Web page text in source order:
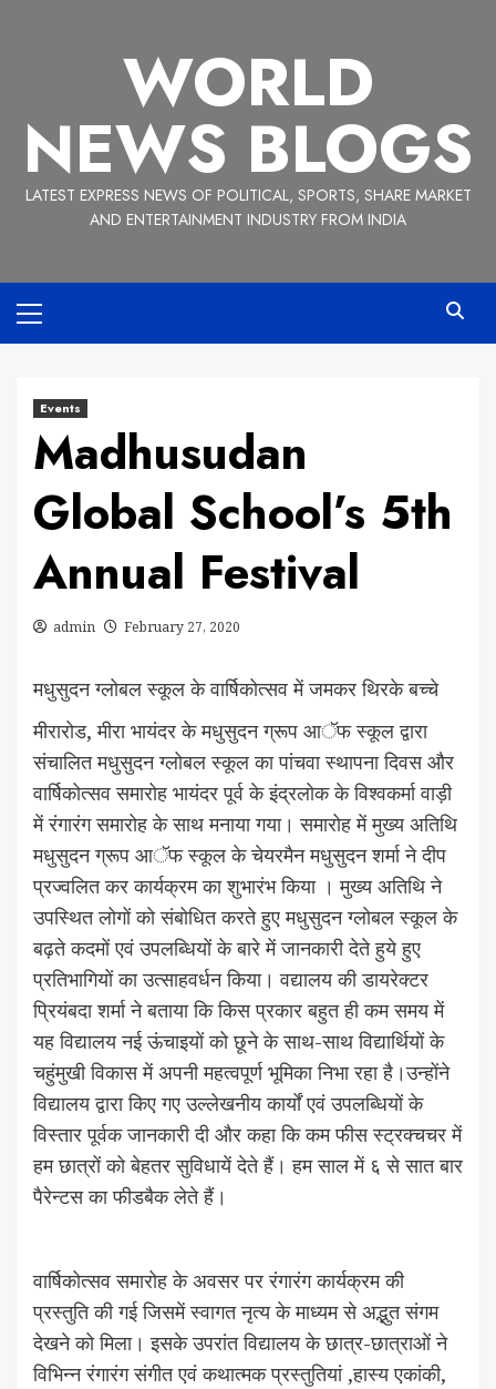
WORLD
NEWS BLOGS
LATEST EXPRESS NEWS OF POLITICAL, SPORTS, SHARE MARKET
AND ENTERTAINMENT INDUSTRY FROM INDIA
Menu
Events
Madhusudan
Global School’s 5th
Annual Festival
admin February 27, 2020
मधुसुदन ग्लोबल स्कूल के वार्षिकोत्सव में जमकर थिरके बच्चे
मीरारोड, मीरा भायंदर के मधुसुदन ग्रूप आॅफ स्कूल द्वारा
संचालित मधुसुदन ग्लोबल स्कूल का पांचवा स्थापना दिवस और
वार्षिकोत्सव समारोह भायंदर पूर्व के इंद्रलोक के विश्वकर्मा वाड़ी
में रंगारंग समारोह के साथ मनाया गया। समारोह में मुख्य अतिथि
मधुसुदन ग्रूप आॅफ स्कूल के चेयरमैन मधुसुदन शर्मा ने दीप
प्रज्वलित कर कार्यक्रम का शुभारंभ किया । मुख्य अतिथि ने
उपस्थित लोगों को संबोधित करते हुए मधुसुदन ग्लोबल स्कूल के
बढ़ते कदमों एवं उपलब्धियों के बारे में जानकारी देते हुये हुए
प्रतिभागियों का उत्साहवर्धन किया। वद्यालय की डायरेक्टर
प्रियंबदा शर्मा ने बताया कि किस प्रकार बहुत ही कम समय में
यह विद्यालय नई ऊंचाइयों को छूने के साथ-साथ विद्यार्थियों के
चहुंमुखी विकास में अपनी महत्वपूर्ण भूमिका निभा रहा है।उन्होंने
विद्यालय द्वारा किए गए उल्लेखनीय कार्यों एवं उपलब्धियों के
विस्तार पूर्वक जानकारी दी और कहा कि कम फीस स्ट्रक्चचर में
हम छात्रों को बेहतर सुविधायें देते हैं। हम साल में ६ से सात बार
पैरेन्टस का फीडबैक लेते हैं।
वार्षिकोत्सव समारोह के अवसर पर रंगारंग कार्यक्रम की
प्रस्तुति की गई जिसमें स्वागत नृत्य के माध्यम से अद्भुत संगम
देखने को मिला। इसके उपरांत विद्यालय के छात्र-छात्राओं ने
विभिन्न रंगारंग संगीत एवं कथात्मक प्रस्तुतियां ,हास्य एकांकी,